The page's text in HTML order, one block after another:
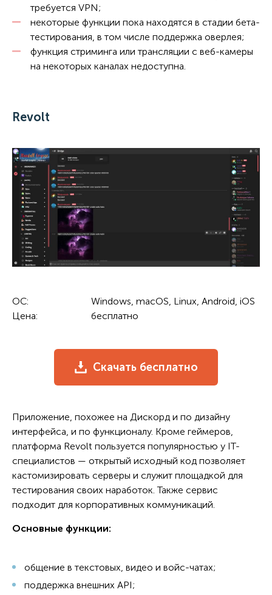
требуется VPN;
некоторые функции пока находятся в стадии бета-
тестирования, в том числе поддержка оверлея;
функция стриминга или трансляции с веб-камеры
на некоторых каналах недоступна.
Revolt
ОС:
Windows, macOS, Linux, Android, iOS
Цена:
бесплатно
Скачать бесплатно
Приложение, похожее на Дискорд и по дизайну
интерфейса, и по функционалу. Кроме геймеров,
платформа Revolt пользуется популярностью у IT-
специалистов — открытый исходный код позволяет
кастомизировать серверы и служит площадкой для
тестирования своих наработок. Также сервис
подходит для корпоративных коммуникаций.
Основные функции:
общение в текстовых, видео и войс-чатах;
поддержка внешних API;